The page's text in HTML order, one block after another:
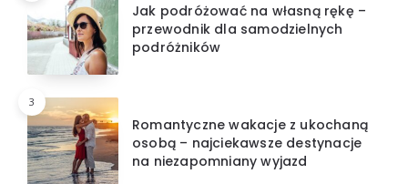
Jak podróżować na własną rękę –
przewodnik dla samodzielnych
podróżników
3
Romantyczne wakacje z ukochaną
osobą – najciekawsze destynacje
na niezapomniany wyjazd